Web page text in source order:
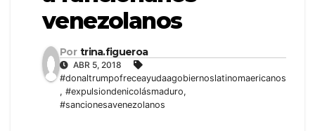
venezolanos
Por trina.figueroa
ABR 5, 2018
#donaltrumpofreceayudaagobiernoslatinomaericanos
, #expulsiondenicolásmaduro,
#sancionesavenezolanos